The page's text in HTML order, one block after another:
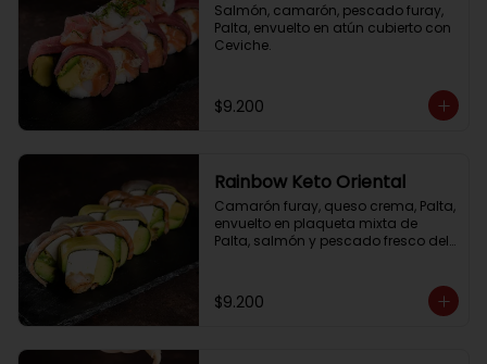
Salmón, camarón, pescado furay,
Palta, envuelto en atún cubierto con
Ceviche.
$9.200
Rainbow Keto Oriental
Camarón furay, queso crema, Palta,
envuelto en plaqueta mixta de
Palta, salmón y pescado fresco del
$9.200